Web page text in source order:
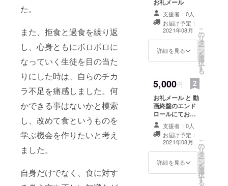
た。
また、拒食と過食を繰り返
し、心身ともにボロボロに
なっていく生徒を目の当た
りにした時は、自らのチカ
ラ不足を痛感しました。何
かできる事はないかと模索
し、改めて食というものを
学ぶ機会を作りたいと考え
ました。
自身だけでなく、食に対す
お礼メール
支援者：0人
お届け予定：
2021年08月
詳細を見る
こ
の
リ
タ
ー
ン
を
選
択
す
る
5,000円
お礼メール と 動
画終盤のエンド
ロールにてお名
前を入れさせて
頂きます (必ず備
考欄にご希望の
お名前をご記入
ください。)
支援者：0人
お届け予定：
2021年08月
詳細を見る
こ
の
リ
タ
ー
ン
を
選
択
す
る